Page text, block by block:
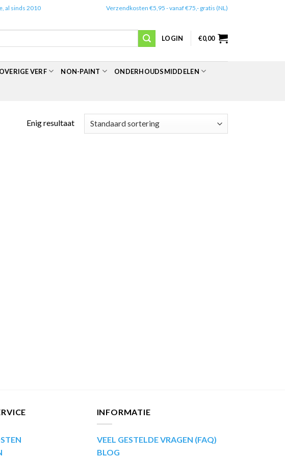
al sinds 2010 Verzendkosten €5,95 - vanaf €75,- gratis (NL)
LOGIN €0,00
OVERIGE VERF NON-PAINT ONDERHOUDSMIDDELEN
Enig resultaat
INFORMATIE
VEEL GESTELDE VRAGEN (FAQ)
BLOG